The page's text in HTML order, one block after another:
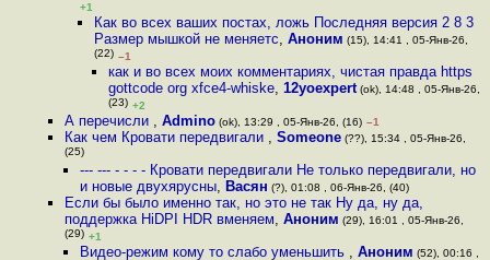
+1
Как во всех ваших постах, ложь Последняя версия 2 8 3
Размер мышкой не меняетс, Аноним (15), 14:41 , 05-Янв-26,
(22) –1
как и во всех моих комментариях, чистая правда https
gottcode org xfce4-whiske,12yoexpert (ok), 14:48 , 05-Янв-26,
(23) +2
А перечисли ,Admino (ok), 13:29 , 05-Янв-26, (16) –1
Как чем Кровати передвигали ,Someone (??), 15:34 , 05-Янв-26,
(25)
--- --- - - - - Кровати передвигали Не только передвигали, но
и новые двухярусны, Васян (?), 01:08 , 06-Янв-26, (40)
Если бы было именно так, но это не так Ну да, ну да,
поддержка HiDPI HDR вменяем,Аноним (29), 16:01 , 05-Янв-26,
(29) +1
Видео-режим кому то слабо уменьшить , Аноним (52), 00:16 ,